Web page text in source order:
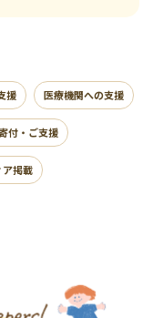
援 医療機関への支援
付・ご支援
ア掲載